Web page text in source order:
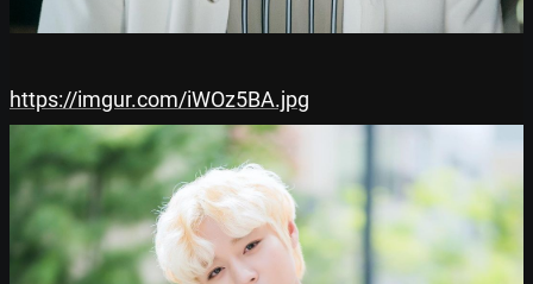
https://imgur.com/iWOz5BA.jpg